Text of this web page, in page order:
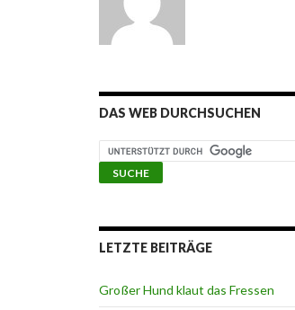
DAS WEB DURCHSUCHEN
LETZTE BEITRÄGE
Großer Hund klaut das Fressen